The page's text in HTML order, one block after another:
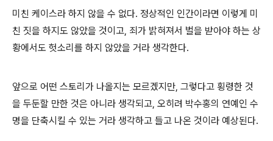
미친 케이스라 하지 않을 수 없다. 정상적인 인간이라면 이렇게 미
친 짓을 하지도 않았을 것이고, 죄가 밝혀져서 벌을 받아야 하는 상
황에서도 헛소리를 하지 않았을 거라 생각한다.
앞으로 어떤 스토리가 나올지는 모르겠지만, 그렇다고 횡령한 것
을 두둔할 만한 것은 아니라 생각되고, 오히려 박수홍의 연예인 수
명을 단축시킬 수 있는 거라 생각하고 들고 나온 것이라 예상된다.